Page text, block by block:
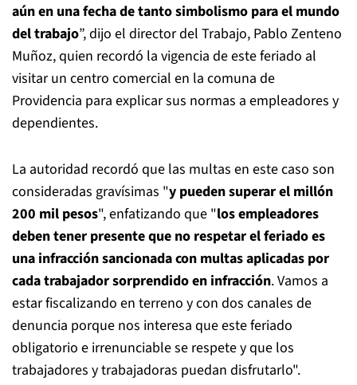
aún en una fecha de tanto simbolismo para el mundo
del trabajo”, dijo el director del Trabajo, Pablo Zenteno
Muñoz, quien recordó la vigencia de este feriado al
visitar un centro comercial en la comuna de
Providencia para explicar sus normas a empleadores y
dependientes.
La autoridad recordó que las multas en este caso son
consideradas gravísimas "y pueden superar el millón
200 mil pesos", enfatizando que "los empleadores
deben tener presente que no respetar el feriado es
una infracción sancionada con multas aplicadas por
cada trabajador sorprendido en infracción. Vamos a
estar fiscalizando en terreno y con dos canales de
denuncia porque nos interesa que este feriado
obligatorio e irrenunciable se respete y que los
trabajadores y trabajadoras puedan disfrutarlo".